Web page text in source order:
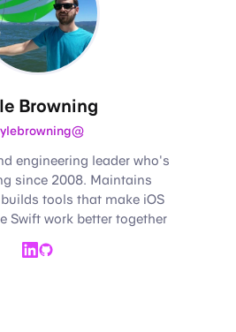
Browning
@kylebrowning
engineering leader who's
since 2008. Maintains
tools that make iOS
Swift work better together.
GitHub